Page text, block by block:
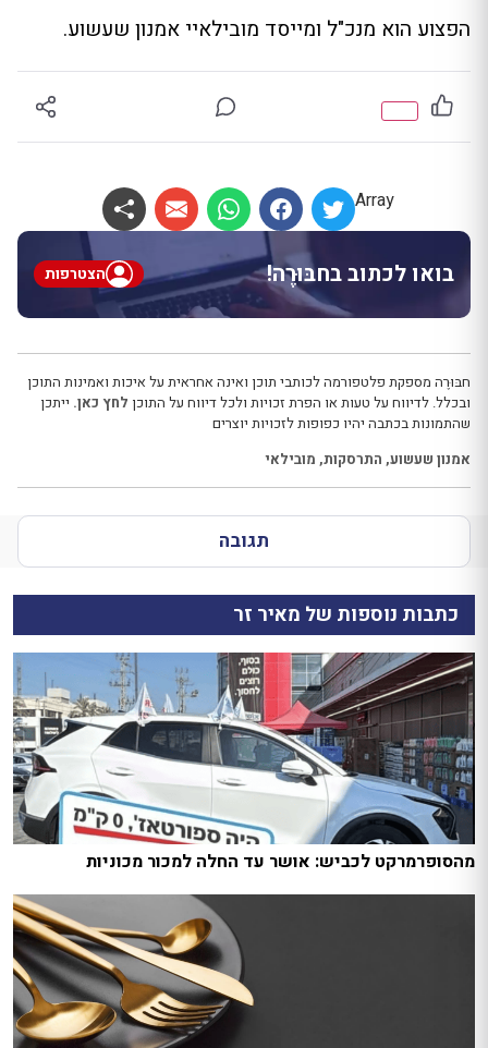
הפצוע הוא מנכ"ל ומייסד מובילאיי אמנון שעשוע.
Array
בואו לכתוב בחבּוּרֶה! הצטרפות
חבּוּרֶה מספקת פלטפורמה לכותבי תוכן ואינה אחראית על איכות ואמינות התוכן
ובכלל. לדיווח על טעות או הפרת זכויות ולכל דיווח על התוכן לחץ כאן. ייתכן
שהתמונות בכתבה יהיו כפופות לזכויות יוצרים
אמנון שעשוע, התרסקות, מובילאי
תגובה
כתבות נוספות של מאיר זר
מהסופרמרקט לכביש: אושר עד החלה למכור מכוניות